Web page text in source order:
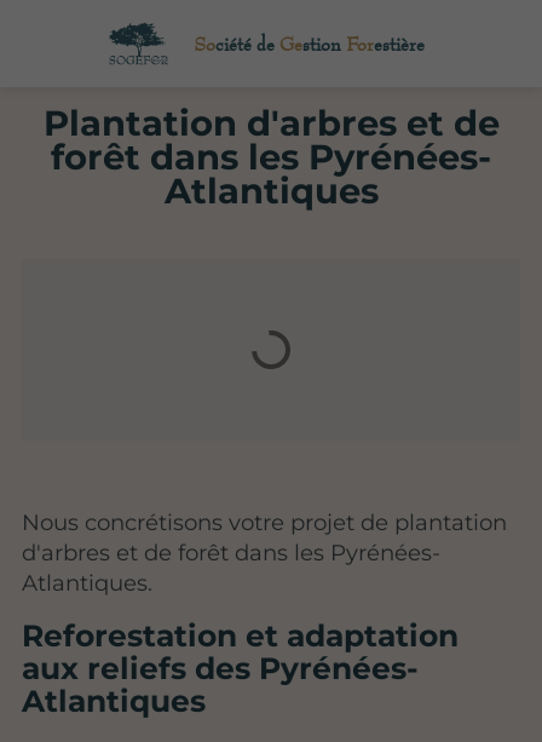
Société de Gestion Forestière
Plantation d'arbres et de
forêt dans les Pyrénées-
Atlantiques
Nous concrétisons votre projet de plantation
d'arbres et de forêt dans les Pyrénées-
Atlantiques.
Reforestation et adaptation
aux reliefs des Pyrénées-
Atlantiques